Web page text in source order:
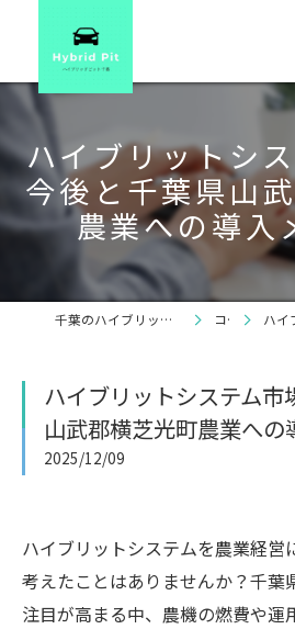
ハイブリットシ
今後と千葉県山
農業への導入
千葉のハイブリッドカーならハイブリッドピット コラム ハイブリッ
ハイブリットシステム市
山武郡横芝光町農業への
2025/12/09
ハイブリットシステムを農業経営
考えたことはありませんか？千葉
注目が高まる中、農機の燃費や運